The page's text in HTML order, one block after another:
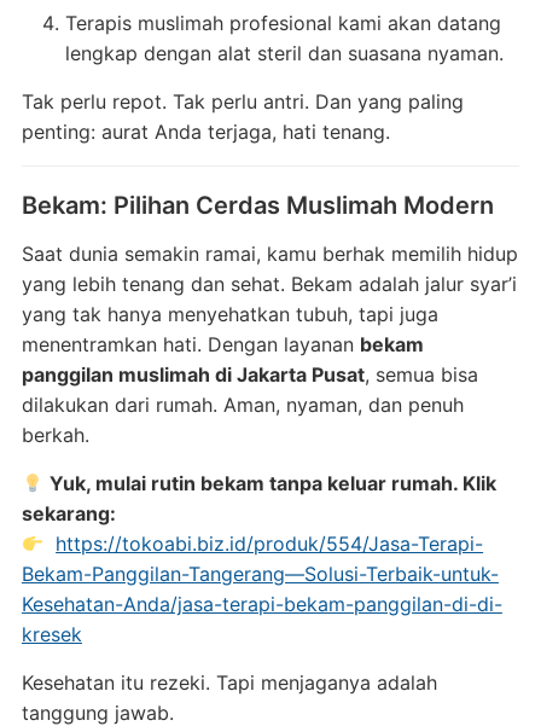
Terapis muslimah profesional kami akan datang
lengkap dengan alat steril dan suasana nyaman.
Tak perlu repot. Tak perlu antri. Dan yang paling
penting: aurat Anda terjaga, hati tenang.
Bekam: Pilihan Cerdas Muslimah Modern
Saat dunia semakin ramai, kamu berhak memilih hidup
yang lebih tenang dan sehat. Bekam adalah jalur syar’i
yang tak hanya menyehatkan tubuh, tapi juga
menentramkan hati. Dengan layanan bekam
panggilan muslimah di Jakarta Pusat, semua bisa
dilakukan dari rumah. Aman, nyaman, dan penuh
berkah.
Yuk, mulai rutin bekam tanpa keluar rumah. Klik
sekarang:
https://tokoabi.biz.id/produk/554/Jasa-Terapi-
Bekam-Panggilan-Tangerang—Solusi-Terbaik-untuk-
Kesehatan-Anda/jasa-terapi-bekam-panggilan-di-di-
kresek
Kesehatan itu rezeki. Tapi menjaganya adalah
tanggung jawab.